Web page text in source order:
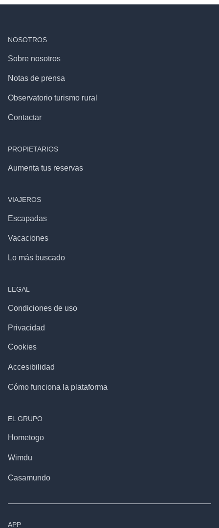
NOSOTROS
Sobre nosotros
Notas de prensa
Observatorio turismo rural
Contactar
PROPIETARIOS
Aumenta tus reservas
VIAJEROS
Escapadas
Vacaciones
Lo más buscado
LEGAL
Condiciones de uso
Privacidad
Cookies
Accesibilidad
Cómo funciona la plataforma
EL GRUPO
Hometogo
Wimdu
Casamundo
APP